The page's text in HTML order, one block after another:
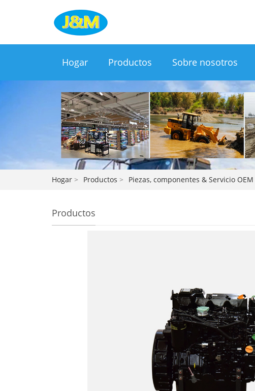
Hogar Productos Sobre nosotros
Hogar > Productos > Piezas, componentes & Servicio OEM
Productos